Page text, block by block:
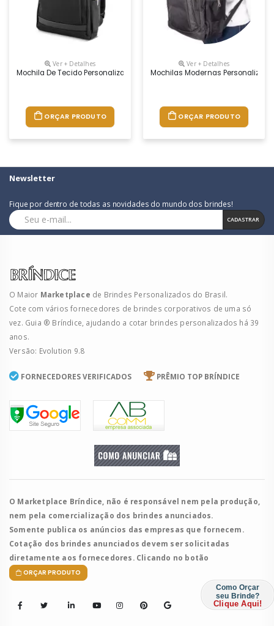
Ver + Detalhes
Mochila De Tecido Personalizada, Dimensões 49 X 65 X 25cm, Peso
ORÇAR PRODUTO
Ver + Detalhes
Mochilas Modernas
ORÇAR PRODUTO
Newsletter
Fique por dentro de todas as novidades do mundo dos brindes!
CADASTRAR
O Maior Marketplace de Brindes Personalizados do Brasil.
Cote com vários fornecedores de brindes corporativos de uma só
vez. Guia ® Bríndice, ajudando a cotar brindes personalizados há 39
anos.
Versão: Evolution 9.8
FORNECEDORES VERIFICADOS PRÊMIO TOP BRÍNDICE
O Marketplace Bríndice, não é responsável nem pela produção,
nem pela comercialização dos brindes anunciados.
Somente publica os anúncios das empresas que fornecem.
Cotação dos brindes anunciados devem ser solicitadas
diretamente aos fornecedores. Clicando no botão
ORÇAR PRODUTO
Como Orçar
seu Brinde?
Clique Aqui!